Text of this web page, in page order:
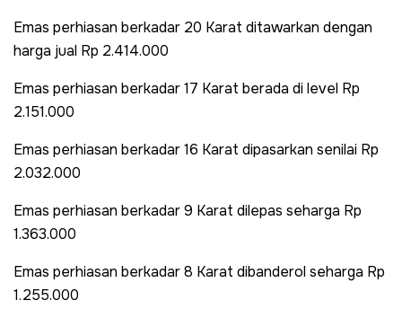
Emas perhiasan berkadar 20 Karat ditawarkan dengan
harga jual Rp 2.414.000
Emas perhiasan berkadar 17 Karat berada di level Rp
2.151.000
Emas perhiasan berkadar 16 Karat dipasarkan senilai Rp
2.032.000
Emas perhiasan berkadar 9 Karat dilepas seharga Rp
1.363.000
Emas perhiasan berkadar 8 Karat dibanderol seharga Rp
1.255.000